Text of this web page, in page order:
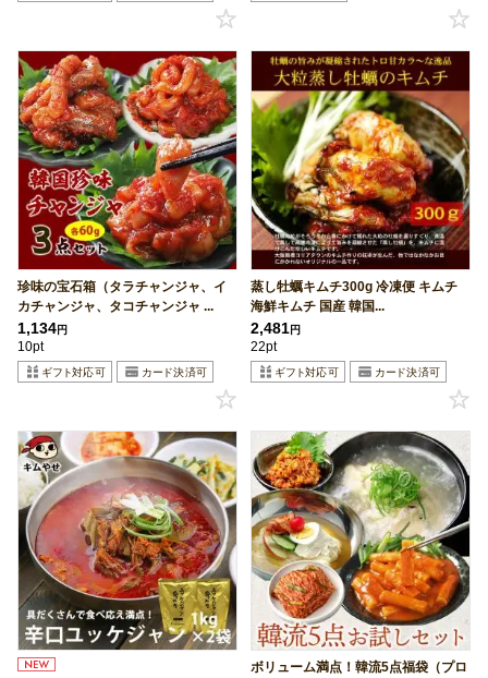
珍味の宝石箱（タラチャンジャ、イ
カチャンジャ、タコチャンジャ ...
1,134円
10pt
蒸し牡蠣キムチ300g 冷凍便 キムチ
海鮮キムチ 国産 韓国...
2,481円
22pt
ボリューム満点！韓流5点福袋（プロ